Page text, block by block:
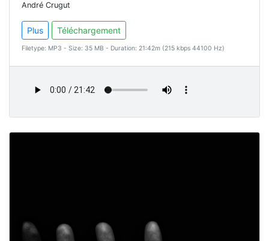
André Crugut
Plus Téléchargement
Filetype: MP3 - Size: 35 MB - Duration: 21:42m (215 kbps 44100 Hz)